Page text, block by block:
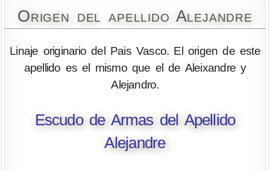
Origen del apellido Alejandre
Linaje originario del Pais Vasco. El origen de este
apellido es el mismo que el de Aleixandre y
Alejandro.
Escudo de Armas del Apellido
Alejandre